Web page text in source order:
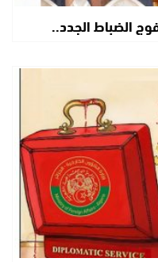
الضباط الجدد..